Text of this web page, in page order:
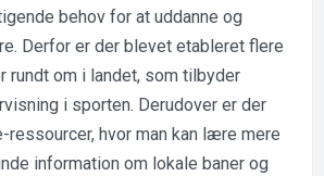
behov for at uddanne og
Derfor er der blevet etableret flere
rundt om i landet, som tilbyder
i sporten. Derudover er der
ressourcer, hvor man kan lære mere
information om lokale baner og